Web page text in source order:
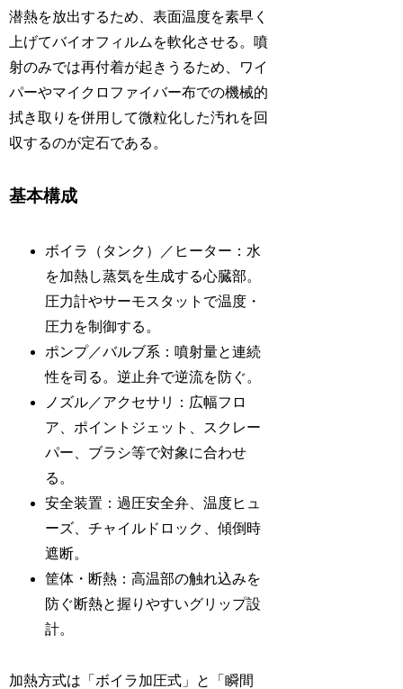
潜熱を放出するため、表面温度を素早く
上げてバイオフィルムを軟化させる。噴
射のみでは再付着が起きうるため、ワイ
パーやマイクロファイバー布での機械的
拭き取りを併用して微粒化した汚れを回
収するのが定石である。
基本構成
ボイラ（タンク）／ヒーター：水
を加熱し蒸気を生成する心臓部。
圧力計やサーモスタットで温度・
圧力を制御する。
ポンプ／バルブ系：噴射量と連続
性を司る。逆止弁で逆流を防ぐ。
ノズル／アクセサリ：広幅フロ
ア、ポイントジェット、スクレー
パー、ブラシ等で対象に合わせ
る。
安全装置：過圧安全弁、温度ヒュ
ーズ、チャイルドロック、傾倒時
遮断。
筐体・断熱：高温部の触れ込みを
防ぐ断熱と握りやすいグリップ設
計。
加熱方式は「ボイラ加圧式」と「瞬間